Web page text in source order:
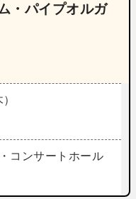
・パイプオルガ
コンサートホール